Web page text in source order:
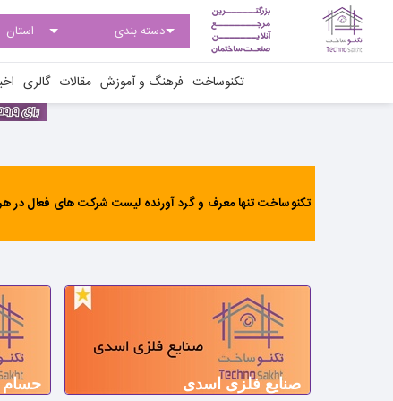
تکنوساخت فرهنگ و آموزش مقالات گالری
تکنوساخت تنها معرف و گرد آورنده لیست شرکت های فعال در
صنایع فلزی اسدی حسام